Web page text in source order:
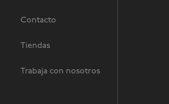
Contacto
Tiendas
Trabaja con nosotros